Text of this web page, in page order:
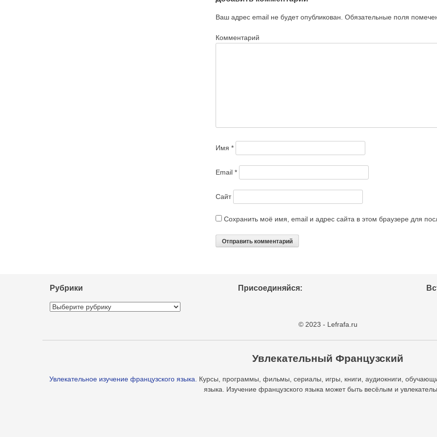
Ваш адрес email не будет опубликован. Обязательные поля
Комментарий
Имя *
Email *
Сайт
Сохранить моё имя, email и адрес сайта в этом браузере для
Рубрики
Рубрики
Присоединяйся:
© 2023 - Lefrafa.ru
Увлекательный Французский
Увлекательное изучение французского языка. Курсы, программы, фильмы, сериалы, игры, книги, аудиокниги,
языка. Изучение французского языка может быть весёлым и